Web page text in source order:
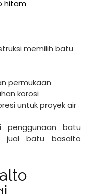
hitam
memilih batu
permukaan
korosi
untuk proyek air
penggunaan batu
jual batu basalto